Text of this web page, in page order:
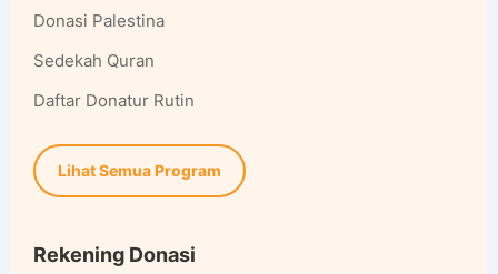
Donasi Palestina
Sedekah Quran
Daftar Donatur Rutin
Lihat Semua Program
Rekening Donasi